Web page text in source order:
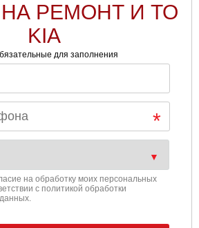
РЕМОНТ И ТО
KIA
для заполнения
на обработку моих персональных
с политикой обработки